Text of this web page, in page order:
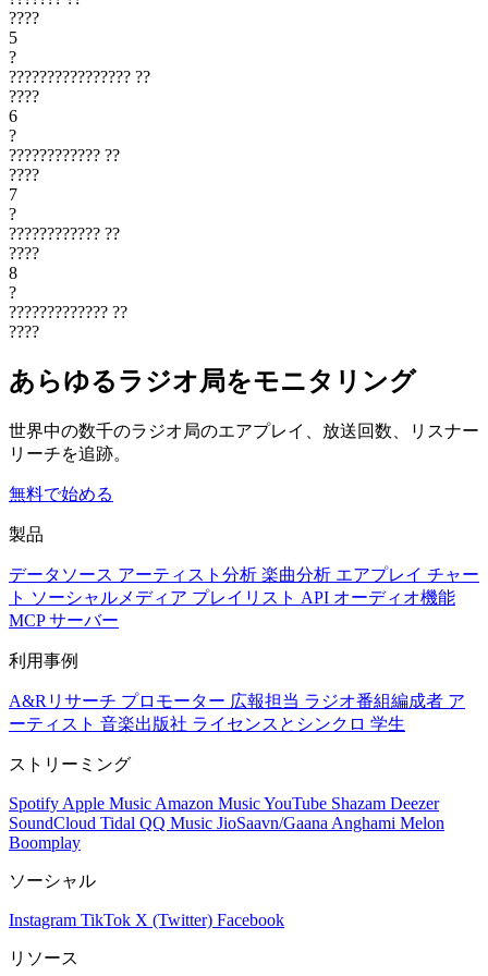
????
5
?
???????????????? ??
????
6
?
???????????? ??
????
7
?
???????????? ??
????
8
?
????????????? ??
????
あらゆるラジオ局をモニタリング
世界中の数千のラジオ局のエアプレイ、放送回数、リスナー
リーチを追跡。
無料で始める
製品
データソース アーティスト分析 楽曲分析 エアプレイ チャー
ト ソーシャルメディア プレイリスト API オーディオ機能
MCP サーバー
利用事例
A&Rリサーチ プロモーター 広報担当 ラジオ番組編成者 ア
ーティスト 音楽出版社 ライセンスとシンクロ 学生
ストリーミング
Spotify Apple Music Amazon MusicYouTube Shazam Deezer
SoundCloud Tidal QQ Music JioSaavn/Gaana Anghami Melon
Boomplay
ソーシャル
Instagram TikTok X (Twitter) Facebook
リソース